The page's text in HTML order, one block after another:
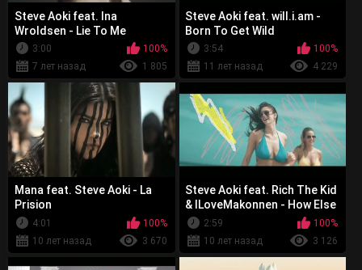
Steve Aoki feat. Ina
Wroldsen - Lie To Me
3:00
100%
7 лет назад
1 805
Steve Aoki feat. will.i.am -
Born To Get Wild
3:54
100%
11 лет назад
4 229
Mana feat. Steve Aoki - La
Prision
4:01
100%
10 лет назад
3 670
Steve Aoki feat. Rich The Kid
& ILoveMakonnen - How Else
2:59
100%
10 лет назад
3 126